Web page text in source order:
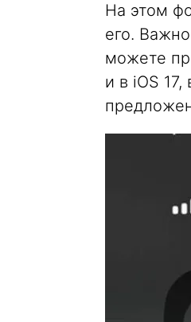
На этом
его.
можете
и в iOS